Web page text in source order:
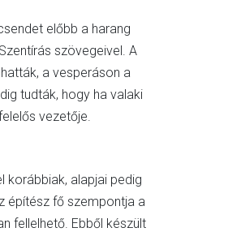
előbb a harang
szövegeivel. A
a vesperáson a
tudták, hogy ha valaki
vezetője.
korábbiak, alapjai pedig
építész fő szempontja a
fellelhető. Ebből készült